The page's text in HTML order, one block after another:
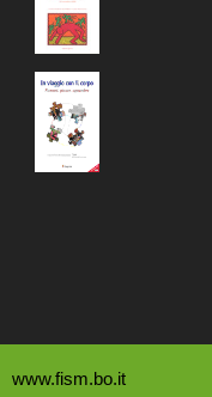
www.fism.bo.it